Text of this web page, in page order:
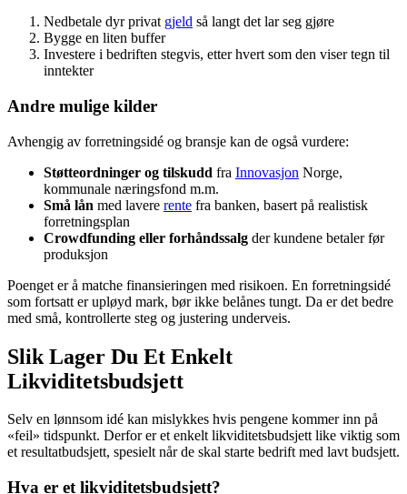
Nedbetale dyr privat gjeld så langt det lar seg gjøre
Bygge en liten buffer
Investere i bedriften stegvis, etter hvert som den viser tegn til
inntekter
Andre mulige kilder
Avhengig av forretningsidé og bransje kan de også vurdere:
Støtteordninger og tilskudd fra Innovasjon Norge,
kommunale næringsfond m.m.
Små lån med lavere rente fra banken, basert på realistisk
forretningsplan
Crowdfunding eller forhåndssalg der kundene betaler før
produksjon
Poenget er å matche finansieringen med risikoen. En forretningsidé
som fortsatt er upløyd mark, bør ikke belånes tungt. Da er det bedre
med små, kontrollerte steg og justering underveis.
Slik Lager Du Et Enkelt
Likviditetsbudsjett
Selv en lønnsom idé kan mislykkes hvis pengene kommer inn på
«feil» tidspunkt. Derfor er et enkelt likviditetsbudsjett like viktig som
et resultatbudsjett, spesielt når de skal starte bedrift med lavt budsjett.
Hva er et likviditetsbudsjett?